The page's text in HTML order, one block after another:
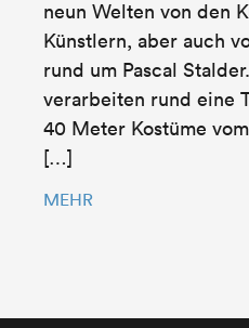
neun Welten von den
Künstlern, aber auch
rund um Pascal
verarbeiten rund eine
40 Meter Kostüme
[…]
MEHR